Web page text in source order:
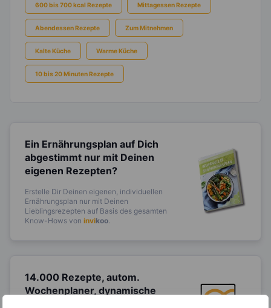
600 bis 700 kcal Rezepte Mittagessen Rezepte
Abendessen Rezepte Zum Mitnehmen
Kalte Küche Warme Küche
10 bis 20 Minuten Rezepte
Ein Ernährungsplan auf Dich
abgestimmt nur mit Deinen
eigenen Rezepten?
Erstelle Dir Deinen eigenen, individuellen
Ernährungsplan nur mit Deinen
Lieblingsrezepten auf Basis des gesamten
Know-Hows von invikoo
14.000 Rezepte, autom.
Wochenplaner, dynamische